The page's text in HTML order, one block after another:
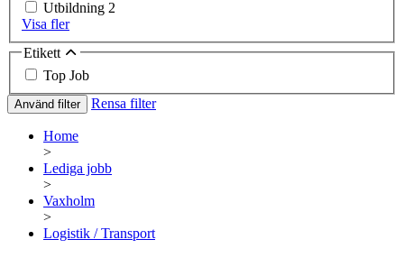
Utbildning 2
Visa fler
Etikett
Top Job
Använd filter Rensa filter
Home
>
Lediga jobb
>
Vaxholm
>
Logistik / Transport